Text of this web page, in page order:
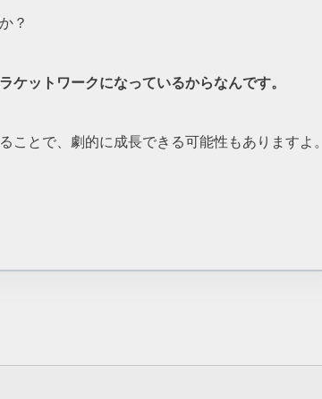
？
ケットワークになっているからなんです。
とで、劇的に成長できる可能性もありますよ。